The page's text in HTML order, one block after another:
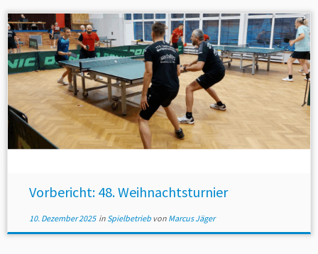
Vorbericht: 48. Weihnachtsturnier
10. Dezember 2025in Spielbetrieb von Marcus Jäger